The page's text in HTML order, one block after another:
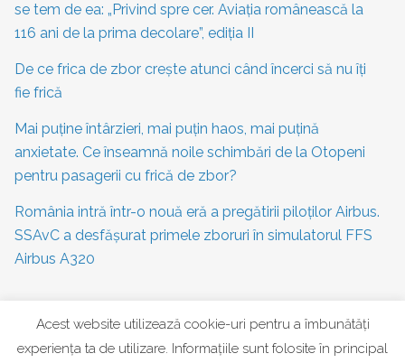
se tem de ea: „Privind spre cer. Aviația românească la
116 ani de la prima decolare”, ediția II
De ce frica de zbor crește atunci când încerci să nu îți
fie frică
Mai puține întârzieri, mai puțin haos, mai puțină
anxietate. Ce înseamnă noile schimbări de la Otopeni
pentru pasagerii cu frică de zbor?
România intră într-o nouă eră a pregătirii piloților Airbus.
SSAvC a desfășurat primele zboruri în simulatorul FFS
Airbus A320
CATEGORII
Acest website utilizează cookie-uri pentru a îmbunătăți
experiența ta de utilizare. Informațiile sunt folosite în principal